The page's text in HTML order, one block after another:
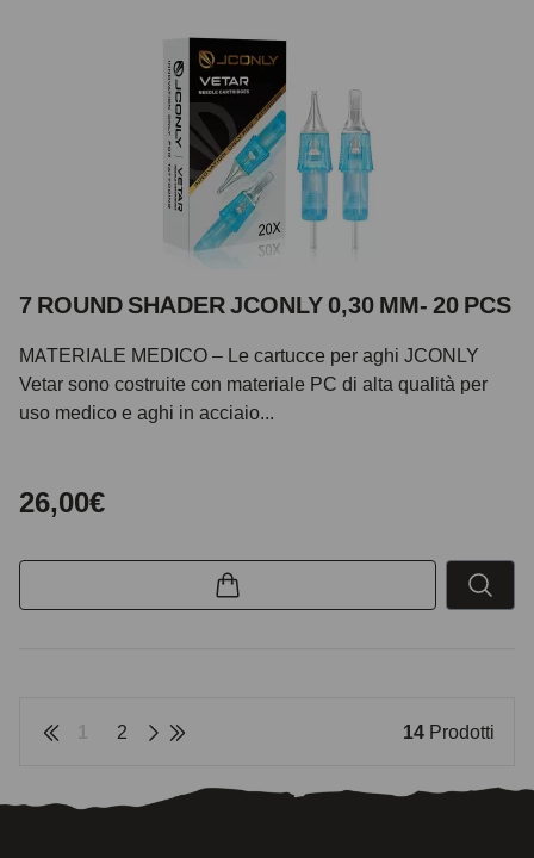
7 ROUND SHADER JCONLY 0,30 MM- 20 PCS
MATERIALE MEDICO – Le cartucce per aghi JCONLY
Vetar sono costruite con materiale PC di alta qualità per
uso medico e aghi in acciaio...
26,00€
1 2 14 Prodotti